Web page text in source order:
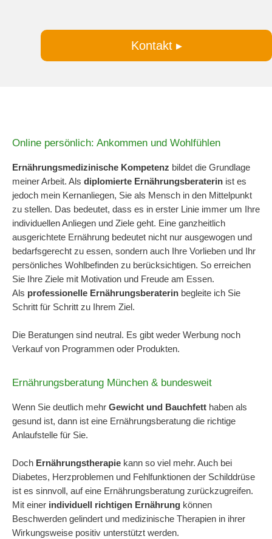
Kontakt ▸
Online persönlich: Ankommen und Wohlfühlen
Ernährungsmedizinische Kompetenz bildet die Grundlage
meiner Arbeit. Als diplomierte Ernährungsberaterin ist es
jedoch mein Kernanliegen, Sie als Mensch in den Mittelpunkt
zu stellen. Das bedeutet, dass es in erster Linie immer um Ihre
individuellen Anliegen und Ziele geht. Eine ganzheitlich
ausgerichtete Ernährung bedeutet nicht nur ausgewogen und
bedarfsgerecht zu essen, sondern auch Ihre Vorlieben und Ihr
persönliches Wohlbefinden zu berücksichtigen. So erreichen
Sie Ihre Ziele mit Motivation und Freude am Essen.
Als professionelle Ernährungsberaterin begleite ich Sie
Schritt für Schritt zu Ihrem Ziel.
Die Beratungen sind neutral. Es gibt weder Werbung noch
Verkauf von Programmen oder Produkten.
Ernährungsberatung München & bundesweit
Wenn Sie deutlich mehr Gewicht und Bauchfett haben als
gesund ist, dann ist eine Ernährungsberatung die richtige
Anlaufstelle für Sie.
Doch Ernährungstherapie kann so viel mehr. Auch bei
Diabetes, Herzproblemen und Fehlfunktionen der Schilddrüse
ist es sinnvoll, auf eine Ernährungsberatung zurückzugreifen.
Mit einer individuell richtigen Ernährung können
Beschwerden gelindert und medizinische Therapien in ihrer
Wirkungsweise positiv unterstützt werden.